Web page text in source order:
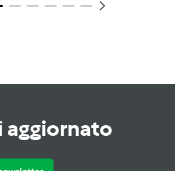
aggiornato